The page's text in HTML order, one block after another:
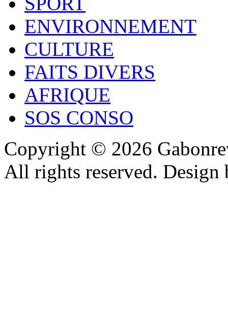
ENVIRONNEMENT
CULTURE
FAITS DIVERS
AFRIQUE
SOS CONSO
Copyright © 2026
All rights reserved.